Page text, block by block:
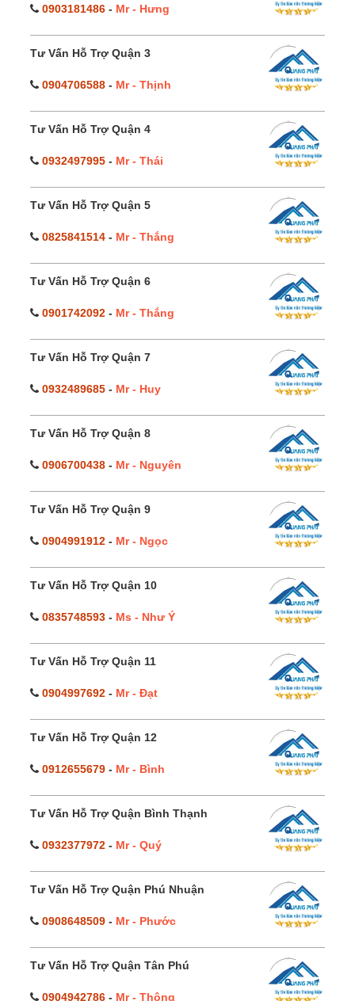
0903181486 - Mr - Hưng
Tư Vấn Hỗ Trợ Quận 3
0904706588 - Mr - Thịnh
Tư Vấn Hỗ Trợ Quận 4
0932497995 - Mr - Thái
Tư Vấn Hỗ Trợ Quận 5
0825841514 - Mr - Thắng
Tư Vấn Hỗ Trợ Quận 6
0901742092 - Mr - Thắng
Tư Vấn Hỗ Trợ Quận 7
0932489685 - Mr - Huy
Tư Vấn Hỗ Trợ Quận 8
0906700438 - Mr - Nguyên
Tư Vấn Hỗ Trợ Quận 9
0904991912 - Mr - Ngọc
Tư Vấn Hỗ Trợ Quận 10
0835748593 - Ms - Như Ý
Tư Vấn Hỗ Trợ Quận 11
0904997692 - Mr - Đạt
Tư Vấn Hỗ Trợ Quận 12
0912655679 - Mr - Bình
Tư Vấn Hỗ Trợ Quận Bình Thạnh
0932377972 - Mr - Quý
Tư Vấn Hỗ Trợ Quận Phú Nhuận
0908648509 - Mr - Phước
Tư Vấn Hỗ Trợ Quận Tân Phú
0904942786 - Mr - Thông